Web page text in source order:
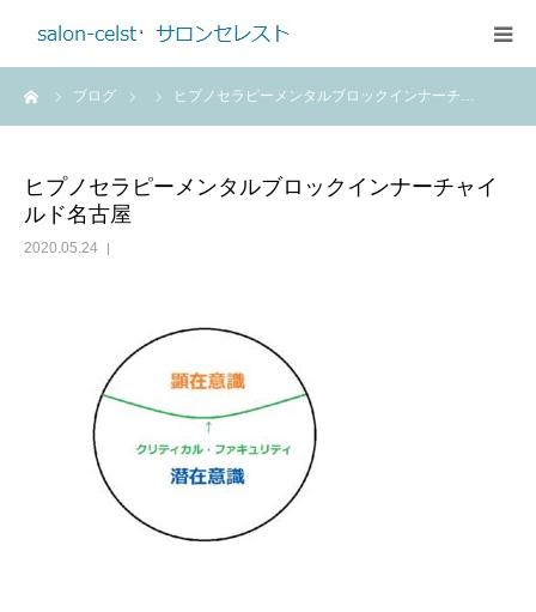
ブログ ヒプノセラピーメンタルブロックインナーチ…
ヒプノセラピーメンタルブロックインナーチャイ
ルド名古屋
2020.05.24
ホーム
ご予約・お問合せ
プロフィール
料金のご案内
ブログ